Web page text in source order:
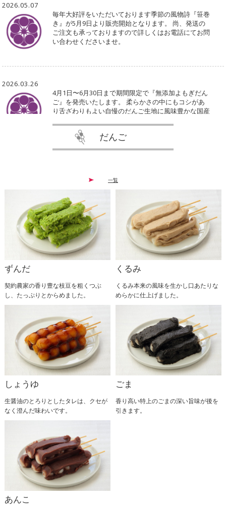
2026.05.07
毎年大好評をいただいております季節の風物詩『笹巻
き』が5月9日より販売開始となります。 尚、発送の
ご注文も承っておりますので詳しくはお電話にてお問
い合わせくださいませ。
2026.03.26
4月1日〜6月30日まで期間限定で『無添加よもぎだん
ご』を発売いたします。 柔らかさの中にもコシがあ
り舌ざわりもよい自慢のだんご生地に風味豊かな国産
んを乗せました。 オール無添加で作り上げた昔懐か
しい素朴なよもぎだんごを是非ご賞味ください。
大変お待たせいたしました。 多数お問い合わせをい
ただいている塩バター粒あんだんご今年は1ヶ月早め
ての販売とさせていただきます！ 自家製粒あんに溢
れんばかりのバターを乗せ、ピンク岩塩を一振りしま
した。 2月1日から3月31日まで販売予定しております
ので是非ご賞味ください。
2025.12.31
いつもご愛顧いただきありがとうございます。誠に勝
６日までの３日間、工場内メンテナンスの為休業とさ
せていただきます。 １７日以降は通常営業いたしま
2025.05.27
6月1日より1ヶ月間のみの期間限定で『無添加よもぎ
だんご』を発売いたします。 柔らかさの中にもコシ
があり舌ざわりもよい自慢のだんご生地に風味豊かな
国産よもぎを混ぜこみ、北海道産小豆で作った自社製
粒あんを乗せました。 オール無添加で作り上げた昔
懐かしい素朴なよもぎだんごを是非ご賞味ください。 …
だんご
一覧
ずんだ
契約農家の香り豊な枝豆を粗くつぶ
し、たっぷりとからめました。
くるみ
くるみ本来の風味を生かし口あたりな
めらかに仕上げました。
しょうゆ
生醤油のとろりとしたタレは、クセが
なく澄んだ味わいです。
ごま
香り高い特上のごまの深い旨味が後を
引きます。
あんこ